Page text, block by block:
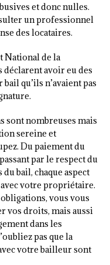
et donc nulles.
un professionnel
des locataires.
National de la
déclarent avoir eu des
qu’ils n’avaient pas
sont nombreuses mais
sereine et
Du paiement du
par le respect du
bail, chaque aspect
votre propriétaire.
vous vous
vos droits, mais aussi
dans les
pas que la
votre bailleur sont